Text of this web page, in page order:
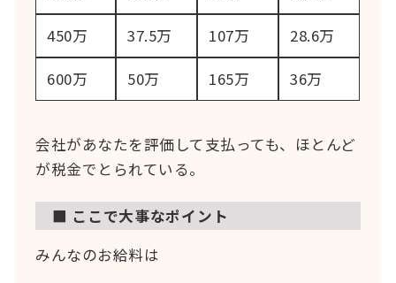
450万 37.5万 107万 28.6万
600万 50万 165万 36万
会社があなたを評価して支払っても、ほとんど
が税金でとられている。
■ ここで大事なポイント
みんなのお給料は